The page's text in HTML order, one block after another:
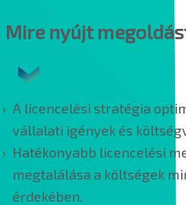
Mire nyújt
A licencelési stratégia
vállalati igények és
Hatékonyabb licencelési
megtalálása a költségek
érdekében.